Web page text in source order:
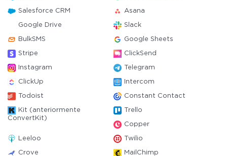
Salesforce CRM Asana
Google Drive Slack
BulkSMS Google Sheets
Stripe ClickSend
Instagram Telegram
ClickUp Intercom
Todoist Constant Contact
Kit (anteriormente
ConvertKit)
Trello
Copper
Leeloo Twilio
Crove MailChimp